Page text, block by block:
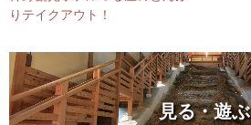
りテイクアウト！
見る・遊ぶ